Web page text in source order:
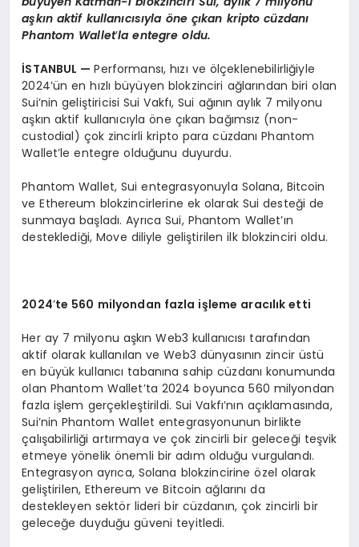
aşkın aktif kullanıcısıyla öne çıkan kripto cüzdanı
Phantom Wallet’la entegre oldu.
İSTANBUL —Performansı, hızı ve ölçeklenebilirliğiyle
2024’ün en hızlı büyüyen blokzinciri ağlarından biri olan
Sui’nin geliştiricisi Sui Vakfı, Sui ağının aylık 7 milyonu
aşkın aktif kullanıcıyla öne çıkan bağımsız (non-
custodial) çok zincirli kripto para cüzdanı Phantom
Wallet’le entegre olduğunu duyurdu.
Phantom Wallet, Sui entegrasyonuyla Solana, Bitcoin
ve Ethereum blokzincirlerine ek olarak Sui desteği de
sunmaya başladı. Ayrıca Sui, Phantom Wallet’ın
desteklediği, Move diliyle geliştirilen ilk blokzinciri oldu.
2024’te 560 milyondan fazla işleme aracılık etti
Her ay 7 milyonu aşkın Web3 kullanıcısı tarafından
aktif olarak kullanılan ve Web3 dünyasının zincir üstü
en büyük kullanıcı tabanına sahip cüzdanı konumunda
olan Phantom Wallet’ta 2024 boyunca 560 milyondan
fazla işlem gerçekleştirildi. Sui Vakfı’nın açıklamasında,
Sui’nin Phantom Wallet entegrasyonunun birlikte
çalışabilirliği artırmaya ve çok zincirli bir geleceği teşvik
etmeye yönelik önemli bir adım olduğu vurgulandı.
Entegrasyon ayrıca, Solana blokzincirine özel olarak
geliştirilen, Ethereum ve Bitcoin ağlarını da
destekleyen sektör lideri bir cüzdanın, çok zincirli bir
geleceğe duyduğu güveni teyitledi.